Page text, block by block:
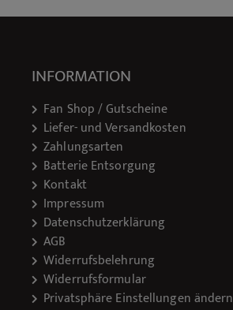
INFORMATION
Fan Shop / Gutscheine
Liefer- und Versandkosten
Zahlungsarten
Batterie Entsorgung
Kontakt
Impressum
Datenschutzerklärung
AGB
Widerrufsbelehrung
Widerrufsformular
Privatsphäre Einstellungen ändern